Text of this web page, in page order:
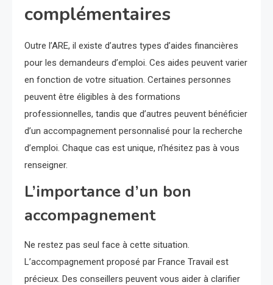
complémentaires
Outre l’ARE, il existe d’autres types d’aides financières
pour les demandeurs d’emploi. Ces aides peuvent varier
en fonction de votre situation. Certaines personnes
peuvent être éligibles à des formations
professionnelles, tandis que d’autres peuvent bénéficier
d’un accompagnement personnalisé pour la recherche
d’emploi. Chaque cas est unique, n’hésitez pas à vous
renseigner.
L’importance d’un bon
accompagnement
Ne restez pas seul face à cette situation.
L’accompagnement proposé par France Travail est
précieux. Des conseillers peuvent vous aider à clarifier